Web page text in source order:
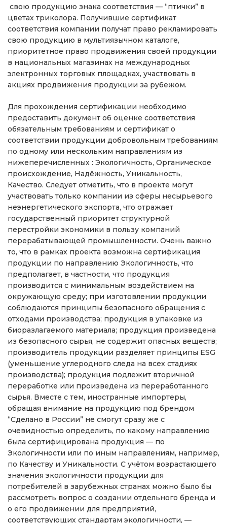
свою продукцию знака соответствия — “птички” в
цветах триколора. Получившие сертификат
соответствия компании получат право рекламировать
свою продукцию в мультиязычном каталоге,
приоритетное право продвижения своей продукции
в национальных магазинах на международных
электронных торговых площадках, участвовать в
акциях продвижения продукции за рубежом.
Для прохождения сертификации необходимо
предоставить документ об оценке соответствия
обязательным требованиям и сертификат о
соответствии продукции добровольным требованиям
по одному или нескольким направлениям из
нижеперечисленных : Экологичность, Органическое
происхождение, Надёжность, Уникальность,
Качество. Следует отметить, что в проекте могут
участвовать только компании из сферы несырьевого
неэнергетического экспорта, что отражает
государственный приоритет структурной
перестройки экономики в пользу компаний
перерабатывающей промышленности. Очень важно
то, что в рамках проекта возможна сертификация
продукции по направлению Экологичность, что
предполагает, в частности, что продукция
производится с минимальным воздействием на
окружающую среду; при изготовлении продукции
соблюдаются принципы безопасного обращения с
отходами производства; продукция в упаковке из
биоразлагаемого материала; продукция произведена
из безопасного сырья, не содержит опасных веществ;
производитель продукции разделяет принципы ESG
(уменьшение углеродного следа на всех стадиях
производства); продукция подлежит вторичной
переработке или произведена из переработанного
сырья. Вместе с тем, иностранные импортеры,
обращая внимание на продукцию под брендом
“Сделано в России” не смогут сразу же с
очевидностью определить, по какому направлению
была сертифицирована продукция — по
Экологичности или по иным направлениям, например,
по Качеству и Уникальности. С учётом возрастающего
значения экологичности продукции для
потребителей в зарубежных странах можно было бы
рассмотреть вопрос о создании отдельного бренда и
о его продвижении для предприятий,
соответствующих стандартам экологичности, —